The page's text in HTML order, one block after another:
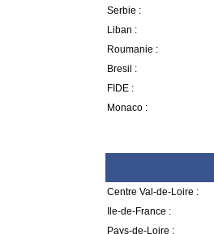
Serbie :
Liban :
Roumanie :
Bresil :
FIDE :
Monaco :
Centre Val-de-Loire :
Ile-de-France :
Pays-de-Loire :